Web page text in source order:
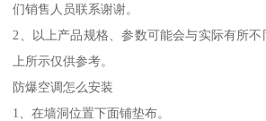
们销售人员联系谢谢。
2、以上产品规格、参数可能会与实际有所
上所示仅供参考。
防爆空调怎么安装
1、在墙洞位置下面铺垫布。